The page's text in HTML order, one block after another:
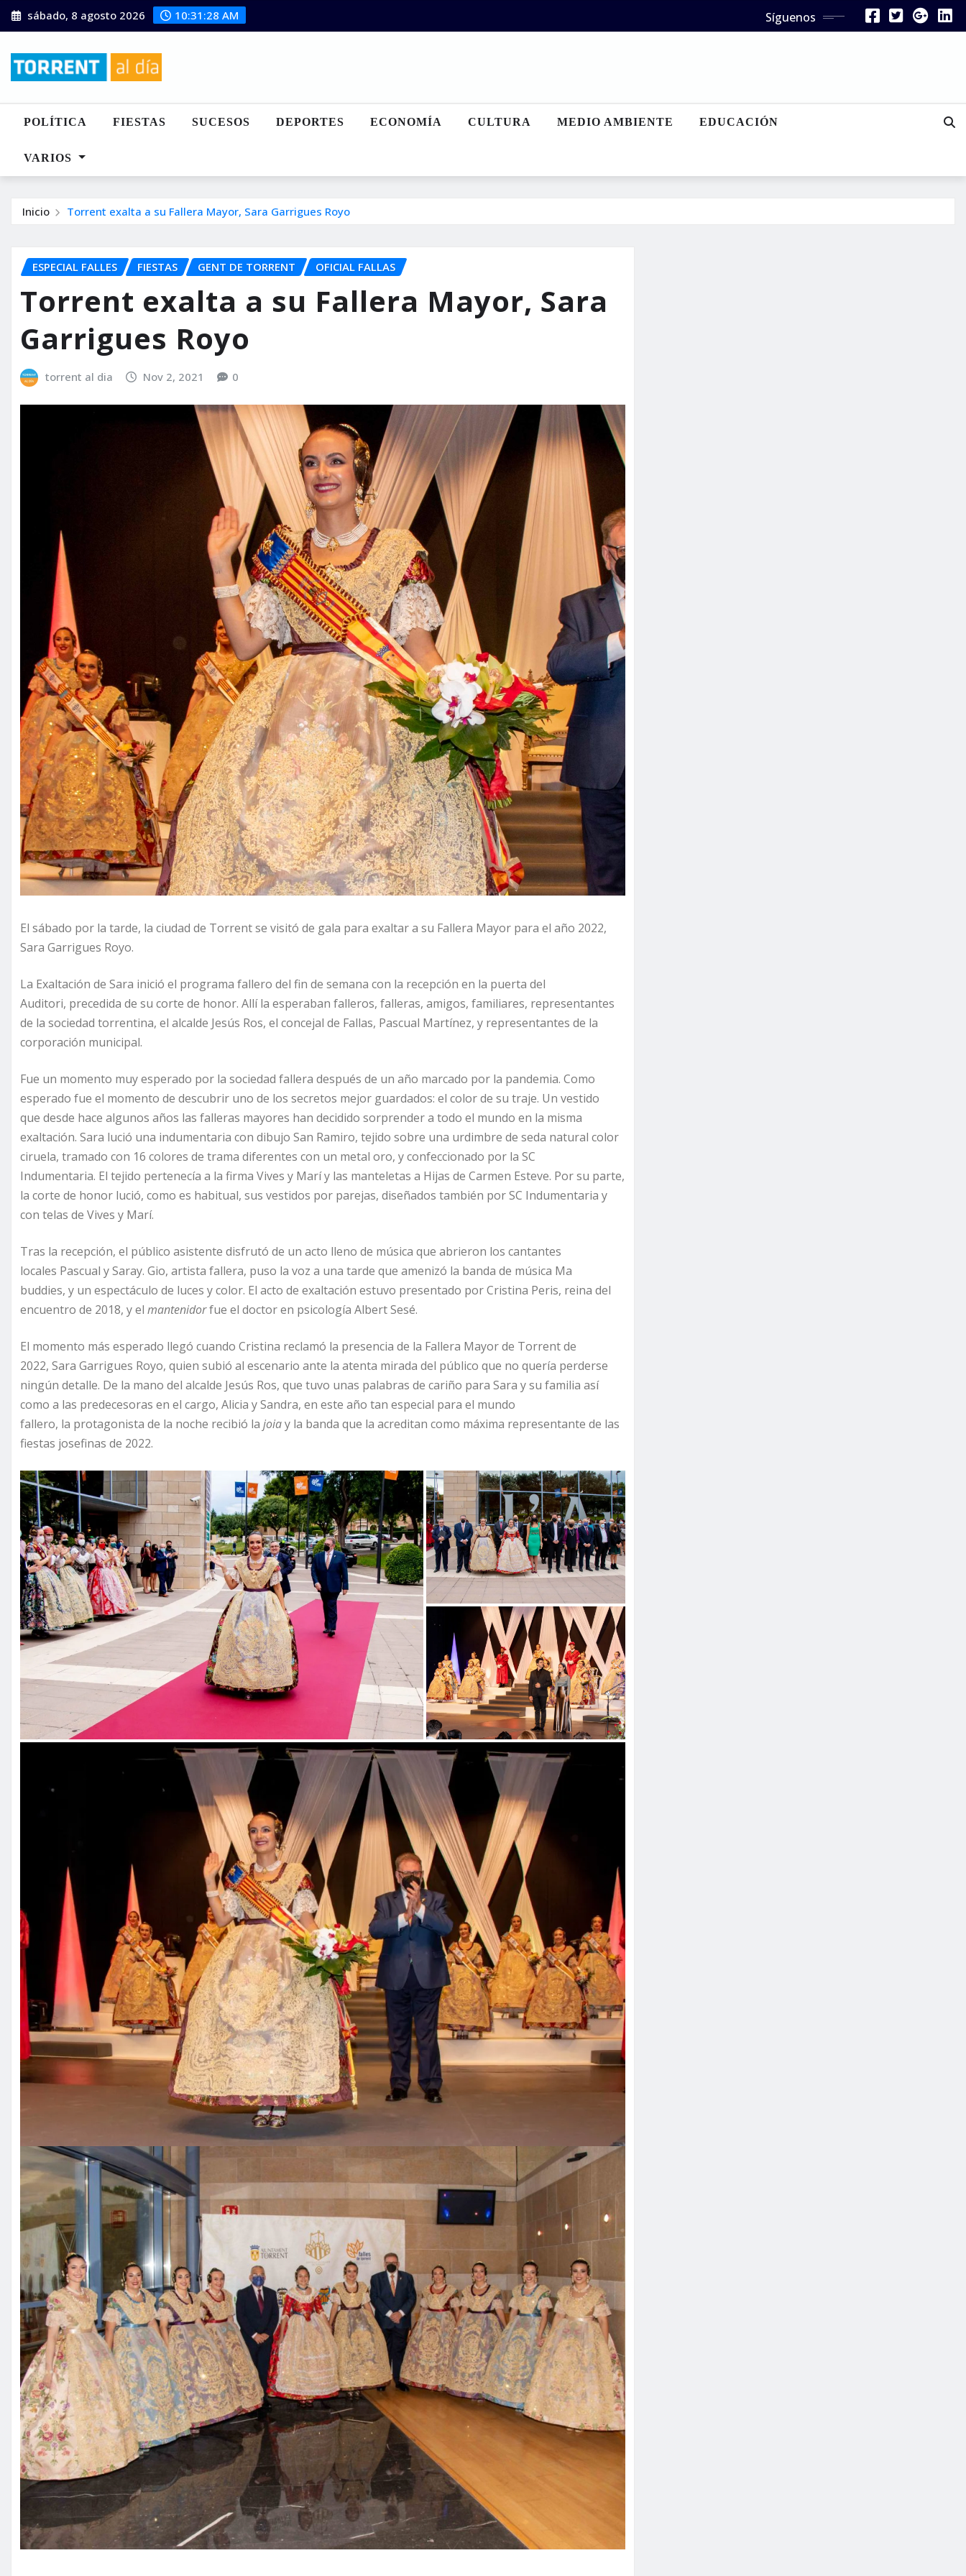
Saltar
al
sábado, 8 agosto 2026 10:31:30 AM Síguenos
POLÍTICA FIESTAS SUCESOS DEPORTES ECONOMÍA CULTURA MEDIO AMBIENTE EDUCACIÓN
VARIOS
Inicio Torrent exalta a su Fallera Mayor, Sara Garrigues Royo
ESPECIAL FALLES FIESTAS GENT DE TORRENT OFICIAL FALLAS
Torrent exalta a su Fallera Mayor, Sara
Garrigues Royo
torrent al dia Nov 2, 2021 0
El sábado por la tarde, la ciudad de Torrent se visitó de gala para exaltar a su Fallera Mayor para el año 2022,
Sara Garrigues Royo.
La Exaltación de Sara inició el programa fallero del fin de semana con la recepción en la puerta del
Auditori, precedida de su corte de honor. Allí la esperaban falleros, falleras, amigos, familiares, representantes
de la sociedad torrentina, el alcalde Jesús Ros, el concejal de Fallas, Pascual Martínez, y representantes de la
corporación municipal.
Fue un momento muy esperado por la sociedad fallera después de un año marcado por la pandemia. Como
esperado fue el momento de descubrir uno de los secretos mejor guardados: el color de su traje. Un vestido
que desde hace algunos años las falleras mayores han decidido sorprender a todo el mundo en la misma
exaltación. Sara lució una indumentaria con dibujo San Ramiro, tejido sobre una urdimbre de seda natural color
ciruela, tramado con 16 colores de trama diferentes con un metal oro, y confeccionado por la SC
Indumentaria. El tejido pertenecía a la firma Vives y Marí y las manteletas a Hijas de Carmen Esteve. Por su parte,
la corte de honor lució, como es habitual, sus vestidos por parejas, diseñados también por SC Indumentaria y
con telas de Vives y Marí.
Tras la recepción, el público asistente disfrutó de un acto lleno de música que abrieron los cantantes
locales Pascual y Saray. Gio, artista fallera, puso la voz a una tarde que amenizó la banda de música Ma
buddies, y un espectáculo de luces y color. El acto de exaltación estuvo presentado por Cristina Peris, reina del
encuentro de 2018, y el mantenidorfue el doctor en psicología Albert Sesé.
El momento más esperado llegó cuando Cristina reclamó la presencia de la Fallera Mayor de Torrent de
2022, Sara Garrigues Royo, quien subió al escenario ante la atenta mirada del público que no quería perderse
ningún detalle. De la mano del alcalde Jesús Ros, que tuvo unas palabras de cariño para Sara y su familia así
como a las predecesoras en el cargo, Alicia y Sandra, en este año tan especial para el mundo
fallero, la protagonista de la noche recibió la joiay la banda que la acreditan como máxima representante de las
fiestas josefinas de 2022.